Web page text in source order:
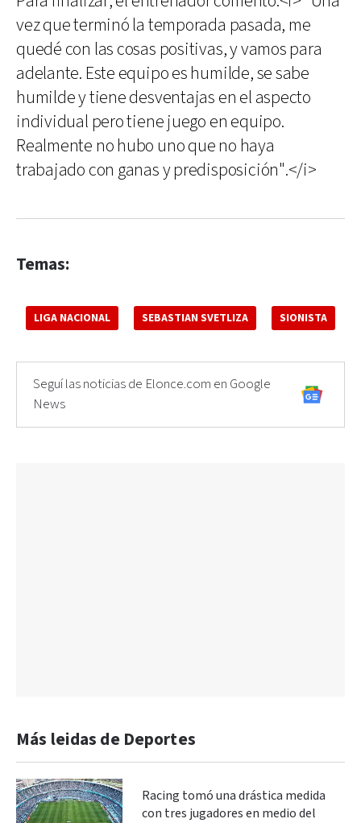
vez que terminó la temporada pasada, me
quedé con las cosas positivas, y vamos para
adelante. Este equipo es humilde, se sabe
humilde y tiene desventajas en el aspecto
individual pero tiene juego en equipo.
Realmente no hubo uno que no haya
trabajado con ganas y predisposición".</i>
Temas:
LIGA NACIONAL SEBASTIAN SVETLIZA SIONISTA
Seguí las noticias de Elonce.com en Google
News
Más leidas de Deportes
Racing tomó una drástica medida
con tres jugadores en medio del